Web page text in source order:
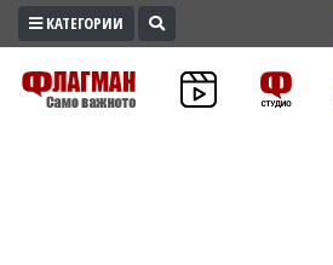
ПРОМО
ЗОНА
КАТЕГОРИИ